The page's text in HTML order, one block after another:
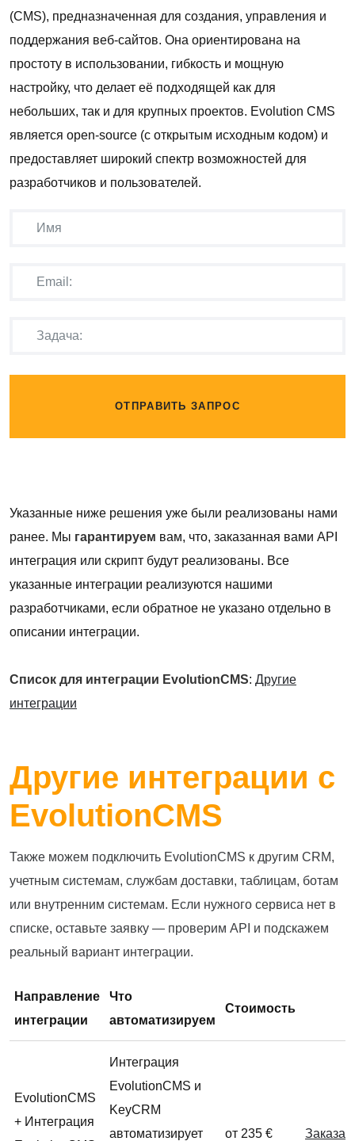
(CMS), предназначенная для создания, управления и
поддержания веб-сайтов. Она ориентирована на
простоту в использовании, гибкость и мощную
настройку, что делает её подходящей как для
небольших, так и для крупных проектов. Evolution CMS
является open-source (с открытым исходным кодом) и
предоставляет широкий спектр возможностей для
разработчиков и пользователей.
ОТПРАВИТЬ ЗАПРОС
Указанные ниже решения уже были реализованы нами
ранее. Мы гарантируем вам, что, заказанная вами API
интеграция или скрипт будут реализованы. Все
указанные интеграции реализуются нашими
разработчиками, если обратное не указано отдельно в
описании интеграции.
Список для интеграции EvolutionCMS: Другие
интеграции
Другие интеграции с
EvolutionCMS
Также можем подключить EvolutionCMS к другим CRM,
учетным системам, службам доставки, таблицам, ботам
или внутренним системам. Если нужного сервиса нет в
списке, оставьте заявку — проверим API и подскажем
реальный вариант интеграции.
Направление
интеграции
Что
автоматизируем
Стоимость
EvolutionCMS
+ Интеграция
Интеграция
EvolutionCMS и
KeyCRM
автоматизирует
от 235 €